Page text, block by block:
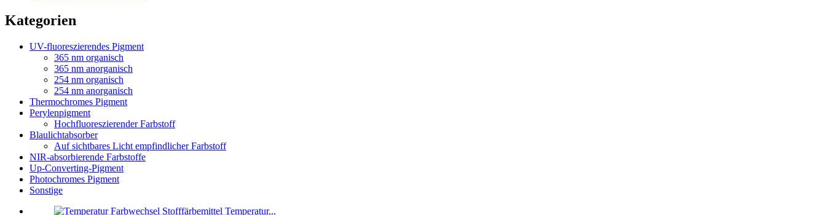
Kategorien
UV-fluoreszierendes Pigment
365 nm organisch
365 nm anorganisch
254 nm organisch
254 nm anorganisch
Thermochromes Pigment
Perylenpigment
Hochfluoreszierender Farbstoff
Blaulichtabsorber
Auf sichtbares Licht empfindlicher Farbstoff
NIR-absorbierende Farbstoffe
Up-Converting-Pigment
Photochromes Pigment
Sonstige